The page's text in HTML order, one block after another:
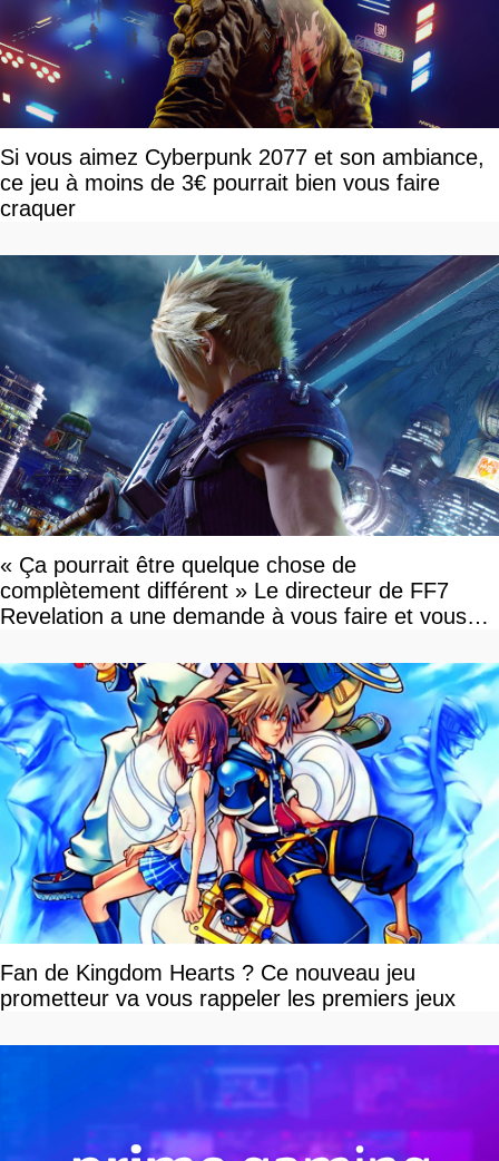
Si vous aimez Cyberpunk 2077 et son ambiance,
ce jeu à moins de 3€ pourrait bien vous faire
craquer
« Ça pourrait être quelque chose de
complètement différent » Le directeur de FF7
Revelation a une demande à vous faire et vous
Fan de Kingdom Hearts ? Ce nouveau jeu
prometteur va vous rappeler les premiers jeux